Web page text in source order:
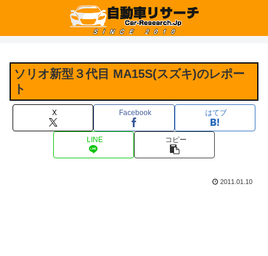
ソリオ新型３代目 MA15S(スズキ)のレポー
ト
X Facebook はてブ
LINE コピー
2011.01.10